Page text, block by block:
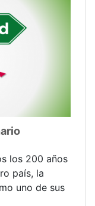
los 200 años
país, la
uno de sus